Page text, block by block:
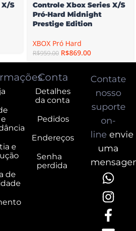
S
Controle Xbox Series X/S
Pró-Hard Midnight
Prestige Edition
XBOX Pró Hard
R$959.00 R$869.00
e
de
Conta
Detalhes
da conta
Pedidos
Endereços
Senha
perdida
Contate
nosso
suporte
on-
line envie
uma